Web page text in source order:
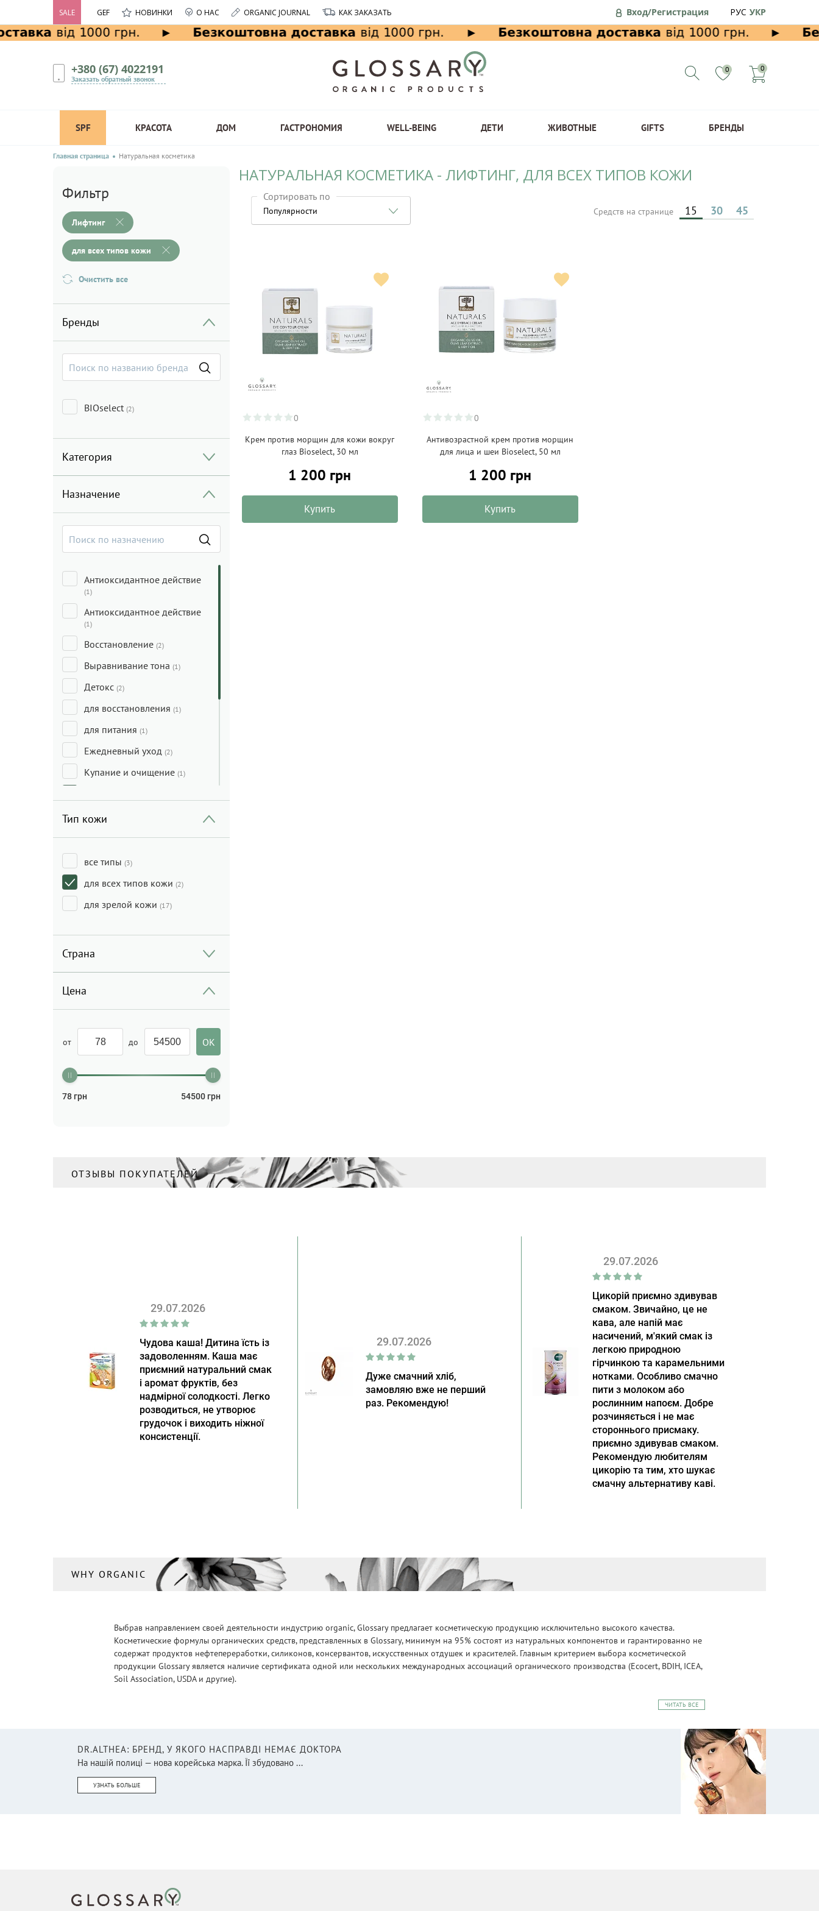
SALE GEF НОВИНКИ О НАС ORGANIC JOURNAL КАК ЗАКАЗАТЬ Вход/Регистрация РУС УКР
+380 (67) 4022191
Заказать обратный звонок
0 0
SPF КРАСОТА ДОМ ГАСТРОНОМИЯ WELL-BEING ДЕТИ ЖИВОТНЫЕ GIFTS БРЕНДЫ
Главная страница Натуральная косметика
Фильтр
Лифтинг
для всех типов кожи
Очистить все
Бренды
BIOselect (2)
Категория
Назначение
Антиоксидантное действие
(1)
Антиоксидантное действие
(1)
Восстановление (2)
Выравнивание тона (1)
Детокс (2)
для восстановления (1)
для питания (1)
Ежедневный уход (2)
Купание и очищение (1)
Макияж
Очищение(5)
Увлажнение
Увлажнение и питание
Укрепление и
восстановление
(1)
Тип кожи
все типы (3)
для всех типов кожи (2)
для зрелой кожи (17)
Страна
Цена
от до
78 грн 54500 грн
НАТУРАЛЬНАЯ КОСМЕТИКА - ЛИФТИНГ, ДЛЯ ВСЕХ ТИПОВ КОЖИ
Сортировать по
Популярности Средств на странице 15 30 45
0
Крем против морщин для кожи вокруг
глаз Bioselect, 30 мл
1 200 грн
Купить
0
Антивозрастной крем против морщин
для лица и шеи Bioselect, 50 мл
1 200 грн
Купить
ОТЗЫВЫ ПОКУПАТЕЛЕЙ
29.07.2026
Чудова каша! Дитина їсть із
задоволенням. Каша має
приємний натуральний смак
і аромат фруктів, без
надмірної солодкості. Легко
розводиться, не утворює
грудочок і виходить ніжної
консистенції.
29.07.2026
Дуже смачний хліб,
замовляю вже не перший
раз. Рекомендую!
29.07.2026
Цикорій приємно здивував
смаком. Звичайно, це не
кава, але напій має
насичений, м'який смак із
легкою природною
гірчинкою та карамельними
нотками. Особливо смачно
пити з молоком або
рослинним напоєм. Добре
розчиняється і не має
стороннього присмаку.
приємно здивував смаком.
Рекомендую любителям
цикорію та тим, хто шукає
смачну альтернативу каві.
WHY ORGANIC
Выбрав направлением своей деятельности индустрию organic, Glossary предлагает косметическую продукцию исключительно высокого качества.
Косметические формулы органических средств, представленных в Glossary, минимум на 95% состоят из натуральных компонентов и гарантированно не
содержат продуктов нефтепереработки, силиконов, консервантов, искусственных отдушек и красителей. Главным критерием выбора косметической
продукции Glossary является наличие сертификата одной или нескольких международных ассоциаций органического производства (Ecocert, BDIH, ICEA,
Soil Association, USDA и другие).
ЧИТАТЬ ВСЕ
DR.ALTHEA: БРЕНД, У ЯКОГО НАСПРАВДІ НЕМАЄ ДОКТОРА
На нашій полиці — нова корейська марка. Її збудовано ...
УЗНАТЬ БОЛЬШЕ